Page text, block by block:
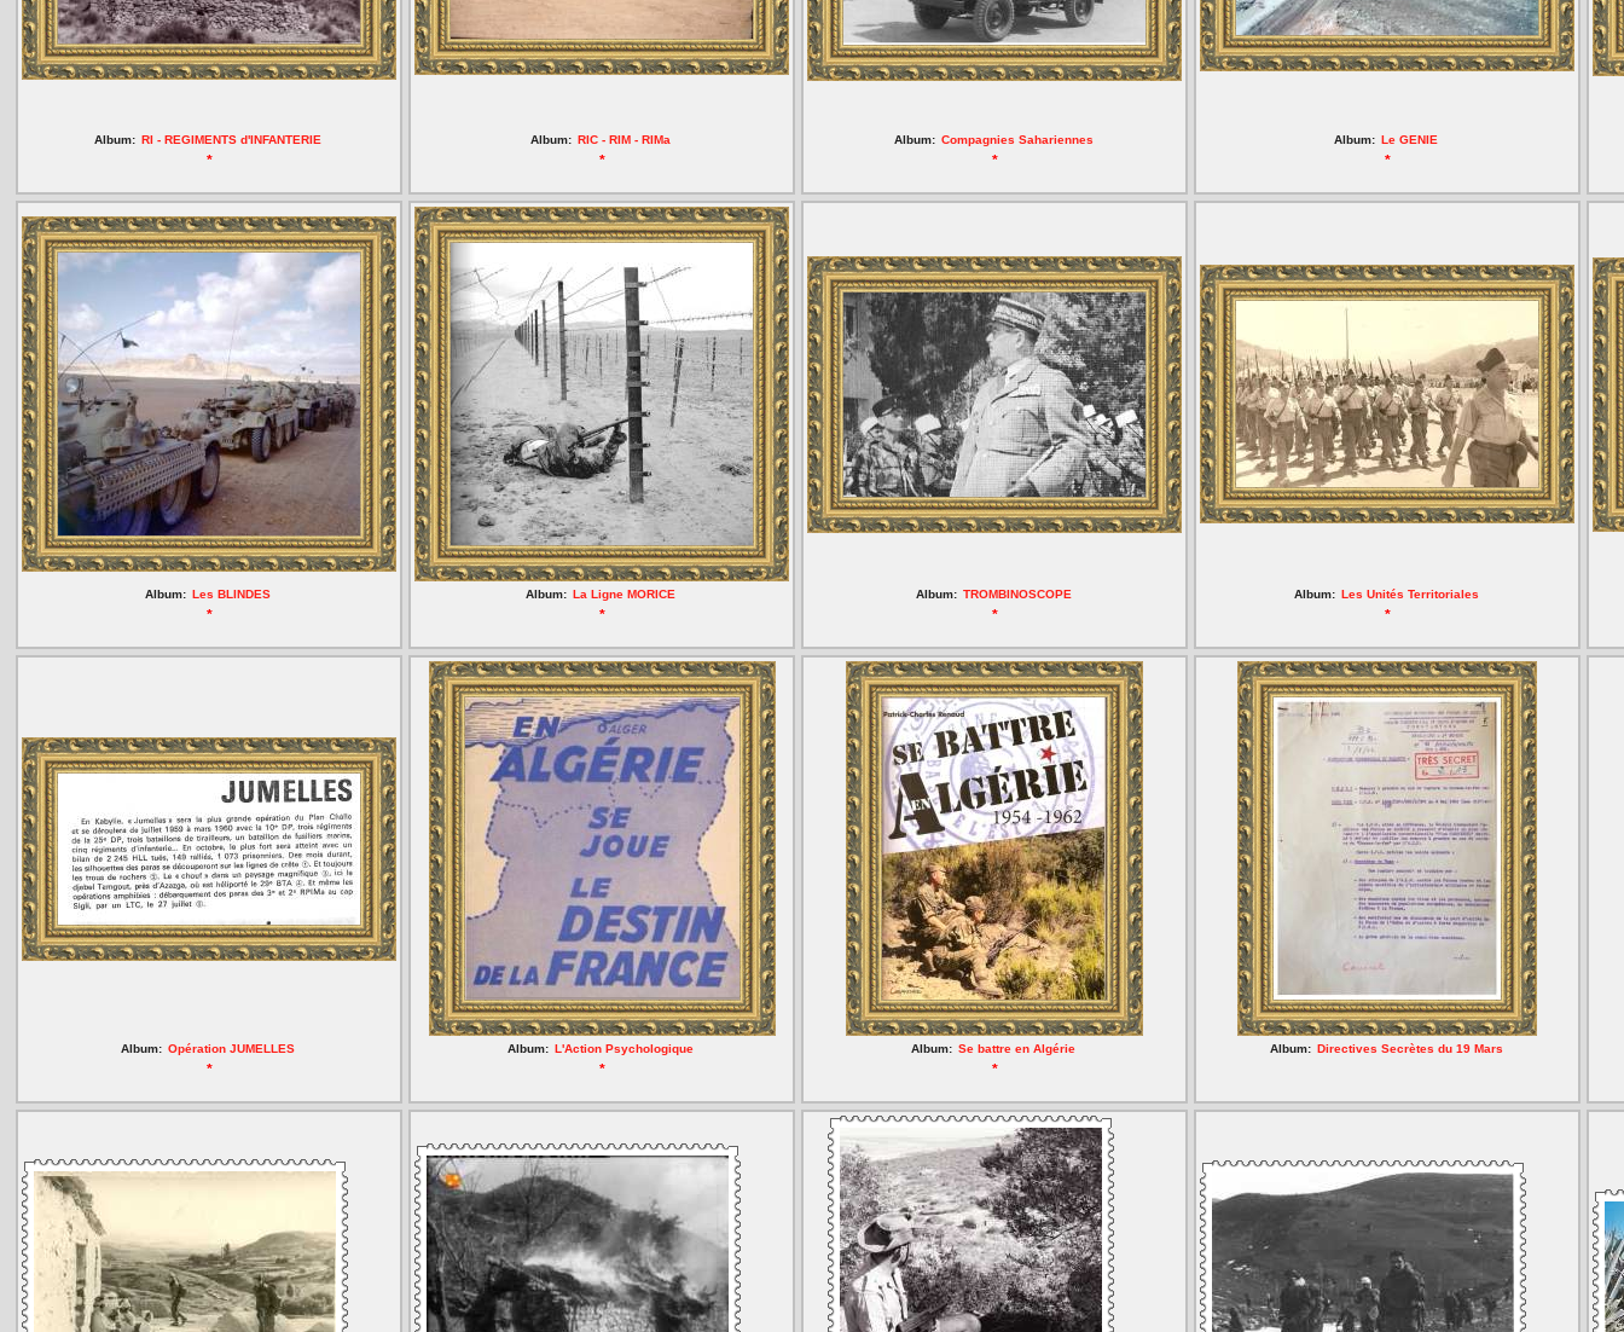
Album: RI - REGIMENTS d'INFANTERIE
*
Album: RIC - RIM - RIMa
*
Album: Compagnies Sahariennes
*
Album: Le GENIE
*
Album: Les BLINDES
*
Album: La Ligne MORICE
*
Album: TROMBINOSCOPE
*
Album: Les Unités Territoriales
*
Album: Opération JUMELLES
*
Album: L'Action Psychologique
*
Album: Se battre en Algérie
*
Album: Directives Secrètes du 19 Mars